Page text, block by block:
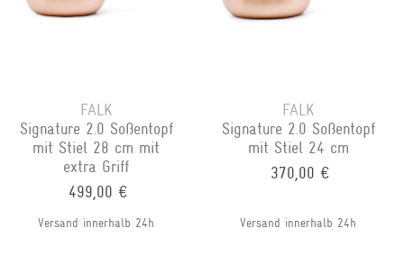
FALK
Signature 2.0 Soßentopf
mit Stiel 28 cm mit
extra Griff
499,00 €
Versand innerhalb 24h
FALK
Signature 2.0 Soßentopf
mit Stiel 24 cm
370,00 €
Versand innerhalb 24h